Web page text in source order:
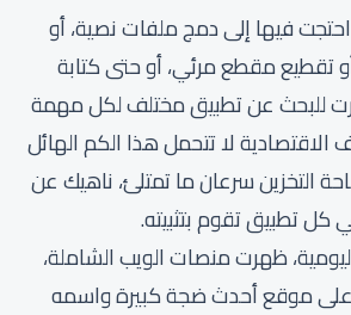
فيها إلى دمج ملفات نصية، أو
تقطيع مقطع مرئي، أو حتى كتابة
للبحث عن تطبيق مختلف لكل مهمة
الاقتصادية لا تتحمل هذا الكم الهائل
التخزين سرعان ما تمتلئ، ناهيك عن
كل تطبيق تقوم بتثبيته.
ظهرت منصات الويب الشاملة،
على موقع أحدث ضجة كبيرة واسمه